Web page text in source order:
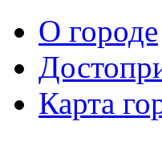
О городе
Карта